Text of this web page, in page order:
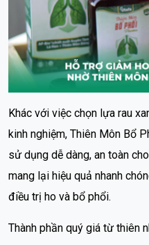
Khác với việc chọn lựa rau
kinh nghiệm, Thiên Môn Bổ
sử dụng dễ dàng, an toàn
mang lại hiệu quả nhanh
điều trị ho và bổ phổi.
Thành phần quý giá từ thiên